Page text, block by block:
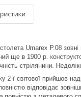
Umarex P.08
ще в 1900 р.
стрілянини.
2-ї світової прийшов
відповідає